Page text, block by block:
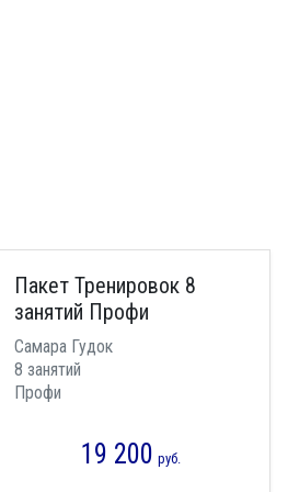
Пакет Тренировок 8
занятий Профи
Самара Гудок
8 занятий
Профи
19 200 руб.